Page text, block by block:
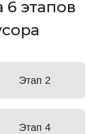
этапов
Этап 2
Этап 4